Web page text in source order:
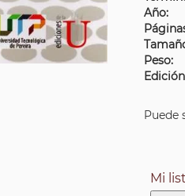
Año:
Peso:
Puede
Mi